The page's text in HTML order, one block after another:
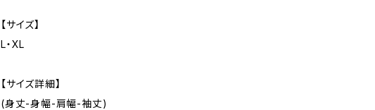
【サイズ】
L・XL
【サイズ詳細】
(身丈-身幅-肩幅-袖丈)